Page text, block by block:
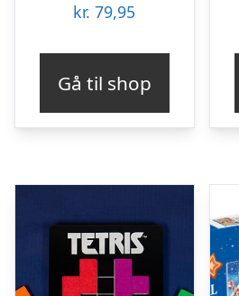
kr. 79,95
Gå til shop